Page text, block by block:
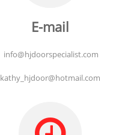
E-mail
info@hjdoorspecialist.com
kathy_hjdoor@hotmail.com